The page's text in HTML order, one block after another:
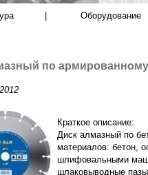
Оборудование
по
Краткое описание:
Диск алмазный по
материалов: бетон,
шлифовальными
шлаковыводные